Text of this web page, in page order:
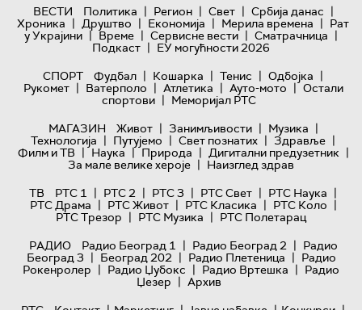
ВЕСТИ Политика | Регион | Свет | Србија данас |
Хроника | Друштво | Економија | Мерила времена | Рат
у Украјини | Време | Сервисне вести | Сматрачница |
Подкаст | ЕУ могућности 2026
СПОРТ
Фудбал | Кошарка | Тенис | Одбојка |
Рукомет | Ватерполо | Атлетика | Ауто-мото | Остали
спортови | Меморијал РТС
МАГАЗИН
Живот | Занимљивости | Музика |
Технологијa | Путујемо | Свет познатих | Здравље |
Филм и ТВ | Наука | Природа | Дигитални предузетник |
За мале велике хероје | Наизглед здрав
ТВ
РТС 1 | РТС 2 | РТС 3 | РТС Свет | РТС Наука |
РТС Драма | РТС Живот | РТС Класика | РТС Коло |
РТС Трезор | РТС Музика | РТС Полетарац
РАДИО
Радио Београд 1 | Радио Београд 2 | Радио
Београд 3 | Београд 202 | Радио Плетеница | Радио
Рокенролер | Радио Џубокс | Радио Вртешка | Радио
Џезер | Архив